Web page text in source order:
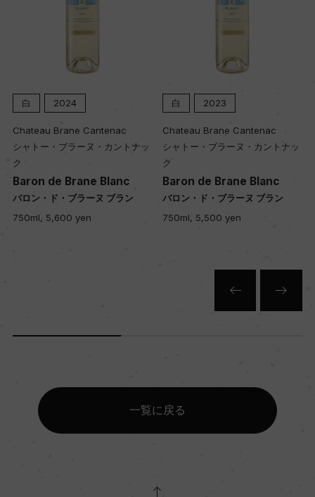
品質分類・原産地呼称
D.O.C.デアル・マーレ
ー
入数
12
白 2024
Chateau Brane Cantenac
シャトー・ブラーヌ・カントナッ
ク
Baron de Brane Blanc
バロン・ド・ブラーヌ ブラン
750ml, 5,600 yen
白 2023
Chateau Brane Cantenac
シャトー・ブラーヌ・カントナッ
ク
Baron de Brane Blanc
バロン・ド・ブラーヌ ブラン
750ml, 5,500 yen
一覧に戻る